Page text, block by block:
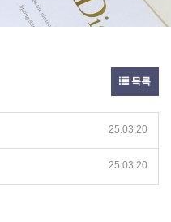
목록
25.03.20
25.03.20